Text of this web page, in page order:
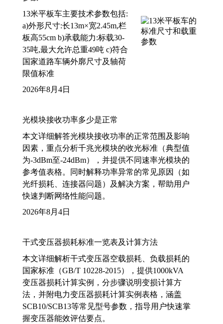
13米平板车主要技术参数包括:
a)外形尺寸:长13m×宽2.45m,栏
板高55cm b)承载能力:标载30-
35吨,最大允许总重49吨 c)符合
国家道路车辆外廓尺寸及轴荷
限值标准
2026年8月4日
光模块接收功率多少是正常
本文详细解答光模块接收功率的正常范围及影响
因素，重点分析千兆光模块的收光标准（典型值
为-3dBm至-24dBm），并提供不同速率光模块的
参考值表格。同时解释功率异常的常见原因（如
光纤损耗、连接器问题）及解决方案，帮助用户
快速判断网络性能问题。
2026年8月4日
干式变压器损耗标准一览表及计算方法
本文详细解析干式变压器空载损耗、负载损耗的
国家标准（GB/T 10228-2015），提供1000kVA
变压器损耗计算实例，分步骤说明变损计算方
法，并附电力变压器损耗计算实例表格，涵盖
SCB10/SCB13等常见型号参数，指导用户快速掌
握变压器能效评估要点。